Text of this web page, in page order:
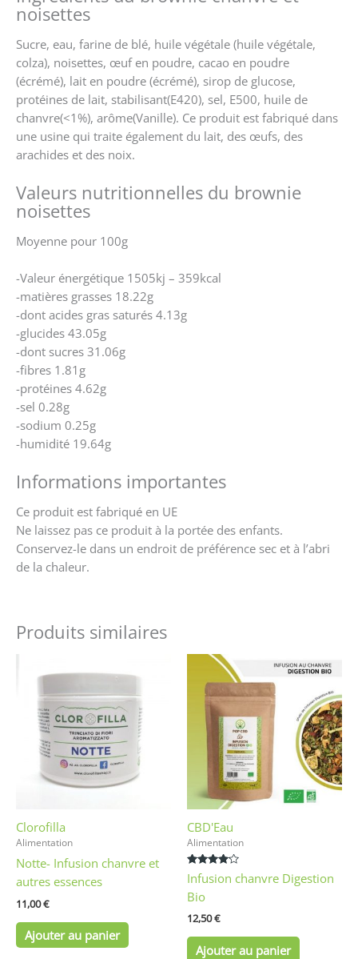
noisettes
Sucre, eau, farine de blé, huile végétale (huile végétale,
colza), noisettes, œuf en poudre, cacao en poudre
(écrémé), lait en poudre (écrémé), sirop de glucose,
protéines de lait, stabilisant(E420), sel, E500, huile de
chanvre(<1%), arôme(Vanille). Ce produit est fabriqué dans
une usine qui traite également du lait, des œufs, des
arachides et des noix.
Valeurs nutritionnelles du brownie
noisettes
Moyenne pour 100g
-Valeur énergétique 1505kj – 359kcal
-matières grasses 18.22g
-dont acides gras saturés 4.13g
-glucides 43.05g
-dont sucres 31.06g
-fibres 1.81g
-protéines 4.62g
-sel 0.28g
-sodium 0.25g
-humidité 19.64g
Informations importantes
Ce produit est fabriqué en UE
Ne laissez pas ce produit à la portée des enfants.
Conservez-le dans un endroit de préférence sec et à l’abri
de la chaleur.
Produits similaires
Clorofilla
Alimentation
Notte- Infusion chanvre et
autres essences
11,00€
Ajouter au panier
CBD'Eau
Alimentation
Note
4.00
sur 5
Infusion chanvre Digestion
Bio
12,50€
Ajouter au panier